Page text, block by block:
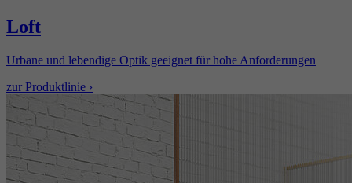
Loft
Urbane und lebendige Optik geeignet für hohe Anforderungen
zur Produktlinie ›